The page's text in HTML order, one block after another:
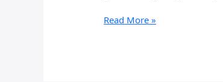
Şırnak
Read More »